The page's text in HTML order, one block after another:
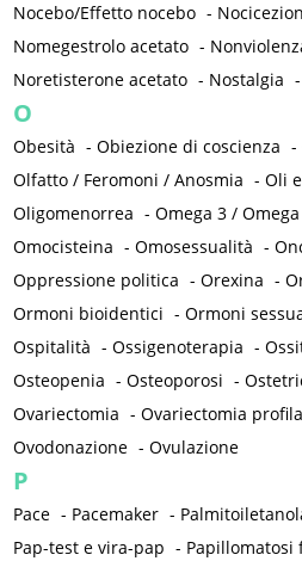
Nocebo/Effetto nocebo -
Nomegestrolo acetato -
Noretisterone acetato - Nostalgia -
O
Obesità -Obiezione di coscienza -
Olfatto / Feromoni / Anosmia -Oli
Oligomenorrea -Omega 3 /
Omocisteina -Omosessualità -
Oppressione politica -Orexina -
Ormoni bioidentici -Ormoni
Ospitalità -Ossigenoterapia -
Osteopenia -Osteoporosi -
Ovariectomia -Ovariectomia
Ovodonazione -Ovulazione
P
Pace - Pacemaker -
Pap-test e vira-pap - Papillomatosi